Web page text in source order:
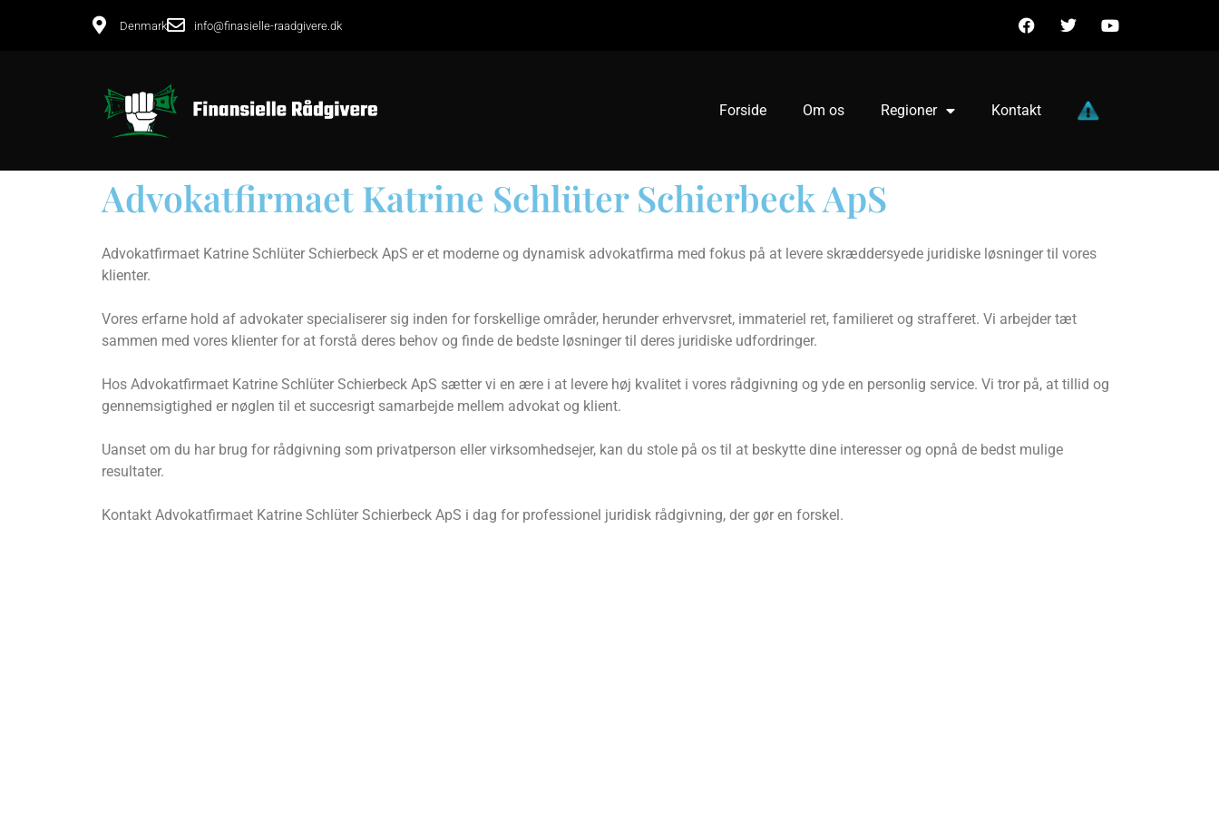
Denmark info@finasielle-raadgivere.dk
Forside Om os Regioner Kontakt
Advokatfirmaet Katrine Schlüter Schierbeck ApS
Advokatfirmaet Katrine Schlüter Schierbeck ApS er et moderne og dynamisk advokatfirma med fokus på at levere skræddersyede juridiske løsninger til vores
klienter.
Vores erfarne hold af advokater specialiserer sig inden for forskellige områder, herunder erhvervsret, immateriel ret, familieret og strafferet. Vi arbejder tæt
sammen med vores klienter for at forstå deres behov og finde de bedste løsninger til deres juridiske udfordringer.
Hos Advokatfirmaet Katrine Schlüter Schierbeck ApS sætter vi en ære i at levere høj kvalitet i vores rådgivning og yde en personlig service. Vi tror på, at tillid og
gennemsigtighed er nøglen til et succesrigt samarbejde mellem advokat og klient.
Uanset om du har brug for rådgivning som privatperson eller virksomhedsejer, kan du stole på os til at beskytte dine interesser og opnå de bedst mulige
resultater.
Kontakt Advokatfirmaet Katrine Schlüter Schierbeck ApS i dag for professionel juridisk rådgivning, der gør en forskel.